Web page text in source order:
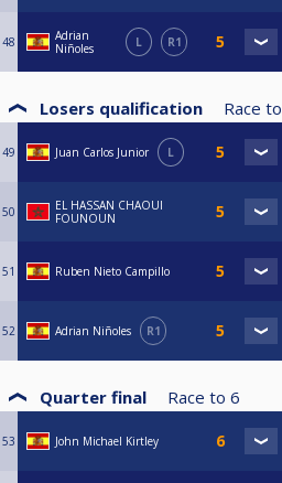
48
Adrian
Niñoles
L R1
Losers qualification Race to
49 Juan Carlos Junior L
50
EL HASSAN CHAOUI
FOUNOUN
51 Ruben Nieto Campillo
52 Adrian Niñoles R1
Quarter final Race to 6
53 John Michael Kirtley